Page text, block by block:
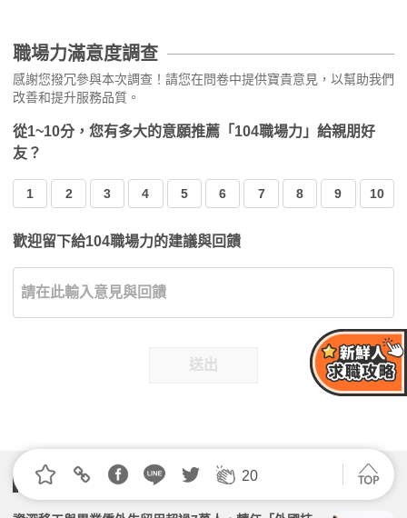
職場力滿意度調查
感謝您撥冗參與本次調查！請您在問卷中提供寶貴意見，以幫助我們
改善和提升服務品質。
從1~10分，您有多大的意願推薦「104職場力」給親朋好
友？
1 2 3 4 5 6 7 8 9 10
歡迎留下給104職場力的建議與回饋
送出
20
關聯文章